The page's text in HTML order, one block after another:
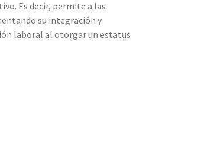
Es decir, permite a las
su integración y
laboral al otorgar un estatus